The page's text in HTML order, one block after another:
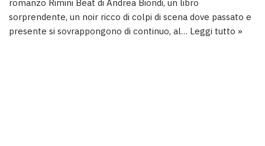
romanzo Rimini Beat di Andrea Biondi, un libro
sorprendente, un noir ricco di colpi di scena dove passato e
presente si sovrappongono di continuo, al… Leggi tutto »